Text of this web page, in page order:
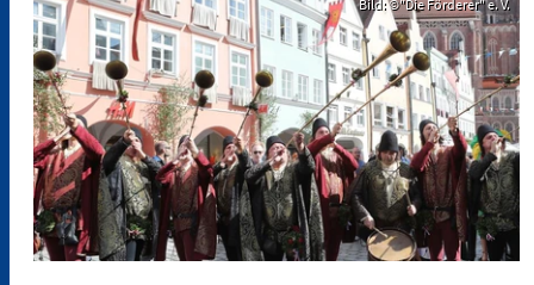
Bild: ©"Die Förderer" e. V.